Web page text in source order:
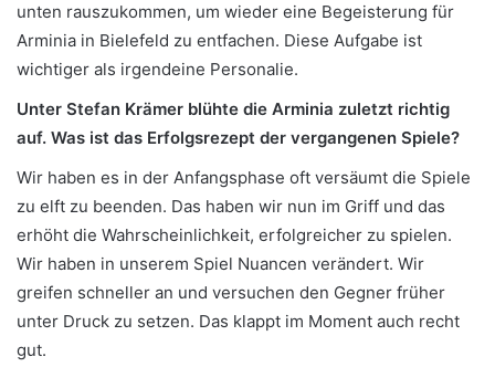
unten rauszukommen, um wieder eine Begeisterung für
Arminia in Bielefeld zu entfachen. Diese Aufgabe ist
wichtiger als irgendeine Personalie.
Unter Stefan Krämer blühte die Arminia zuletzt richtig
auf. Was ist das Erfolgsrezept der vergangenen Spiele?
Wir haben es in der Anfangsphase oft versäumt die Spiele
zu elft zu beenden. Das haben wir nun im Griff und das
erhöht die Wahrscheinlichkeit, erfolgreicher zu spielen.
Wir haben in unserem Spiel Nuancen verändert. Wir
greifen schneller an und versuchen den Gegner früher
unter Druck zu setzen. Das klappt im Moment auch recht
gut.